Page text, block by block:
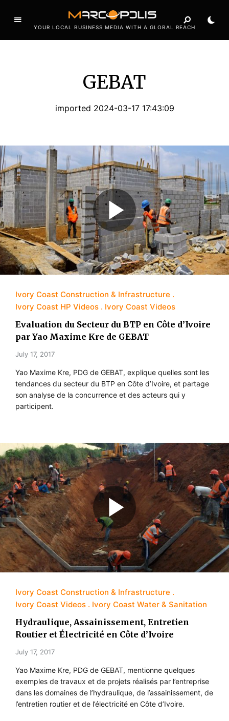
YOUR LOCAL BUSINESS MEDIA WITH A GLOBAL REACH
GEBAT
imported 2024-03-17 17:43:09
Ivory Coast Construction & Infrastructure
Ivory Coast HP Videos
Ivory Coast Videos
Evaluation du Secteur du BTP en Côte d’Ivoire
par Yao Maxime Kre de GEBAT
July 17, 2017
Yao Maxime Kre, PDG de GEBAT, explique quelles sont les
tendances du secteur du BTP en Côte d’Ivoire, et partage
son analyse de la concurrence et des acteurs qui y
participent.
Ivory Coast Construction & Infrastructure
Ivory Coast Videos
Ivory Coast Water & Sanitation
Hydraulique, Assainissement, Entretien
Routier et Électricité en Côte d’Ivoire
July 17, 2017
Yao Maxime Kre, PDG de GEBAT, mentionne quelques
exemples de travaux et de projets réalisés par l’entreprise
dans les domaines de l’hydraulique, de l’assainissement, de
l’entretien routier et de l’électricité en Côte d’Ivoire.